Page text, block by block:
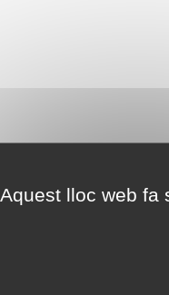
Aquest lloc web fa